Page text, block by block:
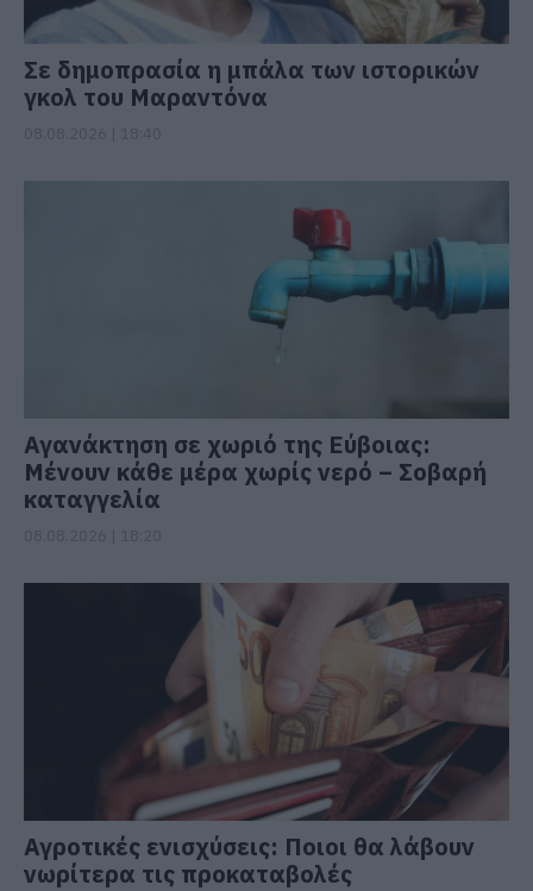
Σε δημοπρασία η μπάλα των ιστορικών
γκολ του Μαραντόνα
Αγανάκτηση σε χωριό της Εύβοιας:
Μένουν κάθε μέρα χωρίς νερό – Σοβαρή
καταγγελία
Αγροτικές ενισχύσεις: Ποιοι θα λάβουν
νωρίτερα τις προκαταβολές